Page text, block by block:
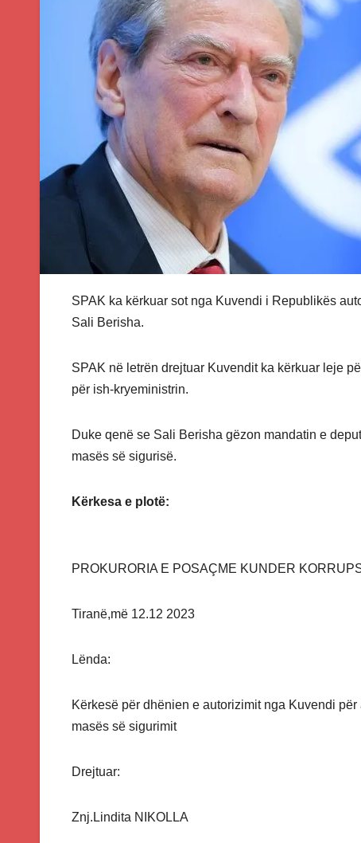
SPAK ka kërkuar sot nga Kuvendi i Republikës
Sali Berisha.
SPAK në letrën drejtuar Kuvendit ka kërkuar leje
për ish-kryeministrin.
Duke qenë se Sali Berisha gëzon mandatin e
masës së sigurisë.
Kërkesa e plotë:
PROKURORIA E POSAÇME KUNDER
Tiranë,më 12.12 2023
Lënda:
Kërkesë për dhënien e autorizimit nga Kuvendi
masës së sigurimit
Drejtuar:
Znj.Lindita NIKOLLA